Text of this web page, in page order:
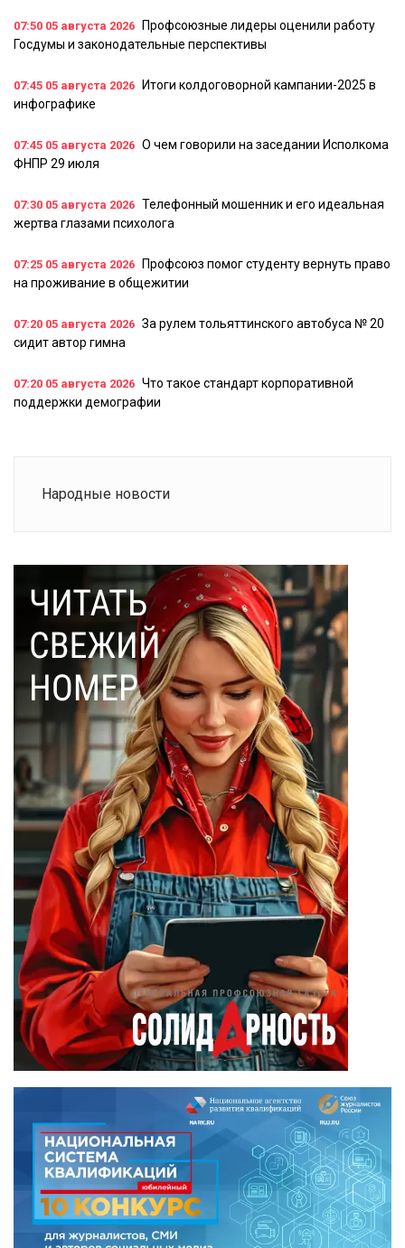
07:50 05 августа 2026
Профсоюзные лидеры оценили работу
Госдумы и законодательные перспективы
07:45 05 августа 2026
Итоги колдоговорной кампании-2025 в
инфографике
07:45 05 августа 2026 О чем говорили на заседании Исполкома
ФНПР 29 июля
07:30 05 августа 2026 Телефонный мошенник и его идеальная
жертва глазами психолога
07:25 05 августа 2026
Профсоюз помог студенту вернуть право
на проживание в общежитии
07:20 05 августа 2026 За рулем тольяттинского автобуса № 20
сидит автор гимна
07:20 05 августа 2026 Что такое стандарт корпоративной
поддержки демографии
Народные новости